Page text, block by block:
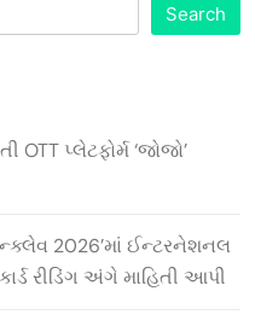
Search
OTT પ્લેટફોર્મ ‘જોજો’
2026’માં ઈન્ટરનેશનલ
રીડિંગ અંગે માહિતી આપી